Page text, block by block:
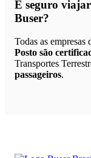
É seguro
Buser?
Todas as empresas
Posto são
Transportes
passageiros.